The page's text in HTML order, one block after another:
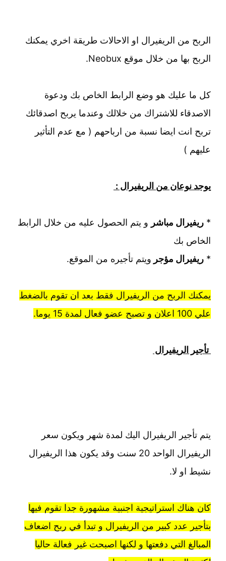
الربح من الريفيرال او الاحالات طريقة اخري يمكنك
الربح بها من خلال موقع Neobux.
كل ما عليك هو وضع الرابط الخاص بك ودعوة
الاصدقاء للاشتراك من خلالك وعندما يربح اصدقائك
تربح انت ايضا نسبة من ارباحهم ( مع عدم التأثير
عليهم )
يوجد نوعان من الريفيرال :
ريفيرال مباشرو يتم الحصول عليه من خلال الرابط
الخاص بك
ريفيرال مؤجرويتم تأجيره من الموقع.
يمكنك الربح من الريفيرال فقط بعد ان تقوم بالضغط
علي 100 اعلان و تصبح عضو فعال لمدة 15 يوما.
تأجير الريفيرال
يتم تأجير الريفيرال اليك لمدة شهر ويكون سعر
الريفيرال الواحد 20 سنت وقد يكون هذا الريفيرال
نشيط او لا.
كان هناك استراتيجية اجنبية مشهورة جدا تقوم فيها
بتأجير عدد كبير من الريفيرال و تبدأ في ربح اضعاف
المبالغ التي دفعتها و لكنها اصبحت غير فعالة حاليا